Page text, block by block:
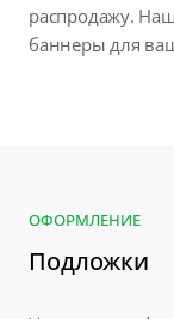
распродажу.
баннеры для
ОФОРМЛЕНИЕ
Подложки